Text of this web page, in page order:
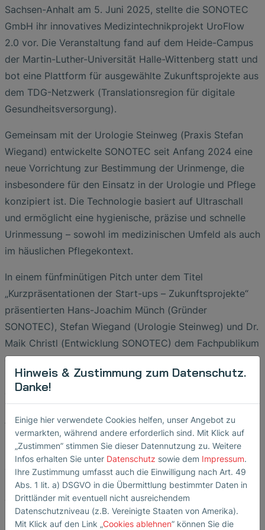
Sachsen-Anhalt am 5. Juni 2025, stellte die SONOTEC
GmbH ihr innovatives Medizintechnikprojekt UroFlow
2.0 vor. Die Veranstaltung fand auf dem Heide-Campus
der Martin-Luther-Universität Halle-Wittenberg statt und
bot eine Plattform für ausgewählte Zukunftsprojekte aus
dem TDG-Netzwerk (Translationsregion für digitale
Gesundheitsversorgung).
Gemeinsam mit der Urologie Steinweg (Praxis Stefan
Wiegand) entwickelte SONOTEC seit Anfang 2024 eine
neue Vorrichtung zur Bestimmung der Urinmenge, die
insbesondere für den Einsatz in der Urologie und Pflege
konzipiert ist. Die Technologie basiert auf Ultraschall
und ermöglicht eine hygienische, präzise und schnelle
Urinmessung – sowohl im medizinischen Umfeld als auch
im häuslichen Pflegekontext.
In einem fünfminütigen Pitch unter dem Titel
„Kurzpräsentationen der Start-ups – Zukunftsprojekte“
präsentierten Hans-Joachim Münch (Gründer
SONOTEC), Stefan Wiegand (Urologie Steinweg) und Dr.
Maik Christl (Entwicklung SONOTEC) dem Fachpublikum
den aktuellen Projektstand. Aus der zweijährigen
Zusammenarbeit entsteht bis zum Ende des Jahres ein
erstes Produktmuster.
„Die Auswahl als TDG-Zukunftsprojekt und die Einladung
zum Parlamentarischen Abend sind für uns eine
besondere Ehre“, erklärt Hans-Joachim Münch. „Die
durchweg positive Resonanz aus Politik, Wissenschaft
und Praxis motiviert uns, UroFlow 2.0 konsequent
weiterzuentwickeln – für eine digitalisierte und
patientennahe Gesundheitsversorgung.“
Hinweis & Zustimmung zum Datenschutz.
Danke!
Einige hier verwendete Cookies helfen, unser Angebot zu
vermarkten, während andere erforderlich sind. Mit Klick auf
„Zustimmen” stimmen Sie dieser Datennutzung zu. Weitere
Infos erhalten Sie unter Datenschutz sowie dem Impressum.
Ihre Zustimmung umfasst auch die Einwilligung nach Art. 49
Abs. 1 lit. a) DSGVO in die Übermittlung bestimmter Daten in
Drittländer mit eventuell nicht ausreichendem
Datenschutzniveau (z.B. Vereinigte Staaten von Amerika).
Mit Klick auf den Link „Cookies ablehnen” können Sie die